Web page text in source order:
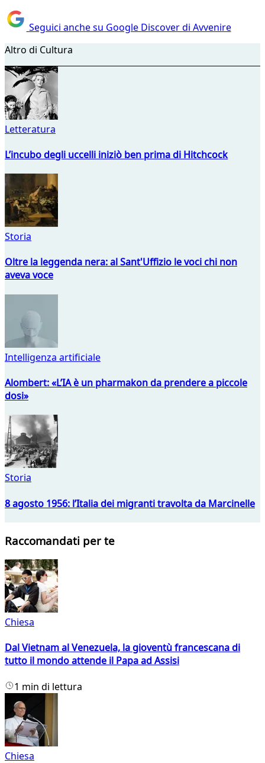
Seguici anche su Google Discover di Avvenire
Altro di Cultura
Letteratura
L’incubo degli uccelli iniziò ben prima di Hitchcock
Storia
Oltre la leggenda nera: al Sant'Uffizio le voci chi non
aveva voce
Intelligenza artificiale
Alombert: «L’IA è un pharmakon da prendere a piccole
dosi»
Storia
8 agosto 1956: l’Italia dei migranti travolta da Marcinelle
Raccomandati per te
Chiesa
Dal Vietnam al Venezuela, la gioventù francescana di
tutto il mondo attende il Papa ad Assisi
1 min di lettura
Chiesa